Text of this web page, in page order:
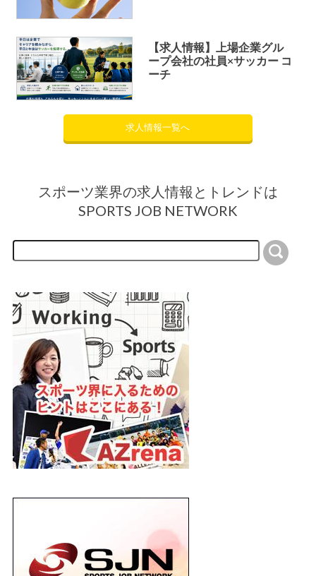
【求人情報】上場企業グル
ープ会社の社員×サッカー コ
ーチ
求人情報一覧へ
スポーツ業界の求人情報とトレンドは
SPORTS JOB NETWORK